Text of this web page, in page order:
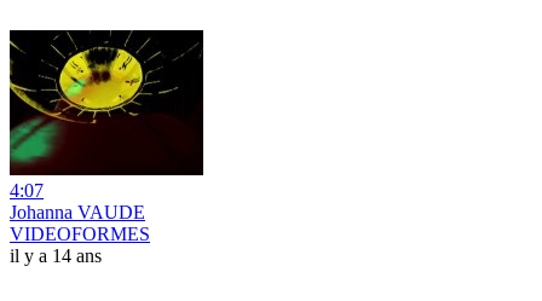
4:07
Johanna VAUDE
VIDEOFORMES
il y a 14 ans